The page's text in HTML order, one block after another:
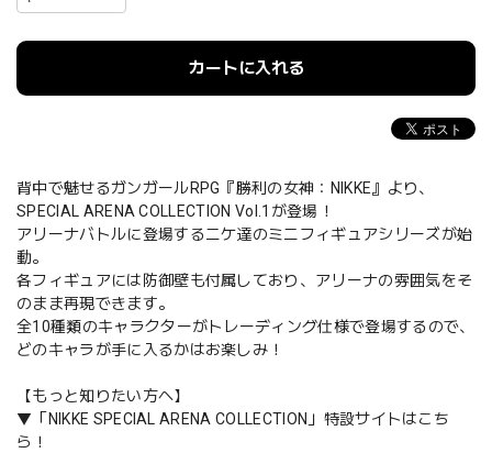
カートに入れる
背中で魅せるガンガールRPG『勝利の女神：NIKKE』より、
SPECIAL ARENA COLLECTION Vol.1が登場！
アリーナバトルに登場するニケ達のミニフィギュアシリーズが始
動。
各フィギュアには防御壁も付属しており、アリーナの雰囲気をそ
のまま再現できます。
全10種類のキャラクターがトレーディング仕様で登場するので、
どのキャラが手に入るかはお楽しみ！
【もっと知りたい方へ】
▼「NIKKE SPECIAL ARENA COLLECTION」特設サイトはこち
ら！